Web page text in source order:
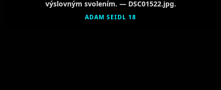
výslovným svolením. — DSC01522.jpg.
ADAM SEIDL 18